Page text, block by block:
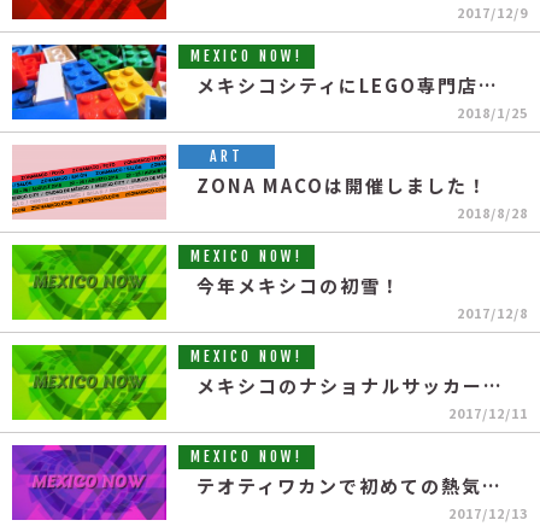
2017/12/9
MEXICO NOW!
メキシコシティにLEGO専門店が初出店！！
2018/1/25
ART
ZONA MACOは開催しました！
2018/8/28
MEXICO NOW!
今年メキシコの初雪！
2017/12/8
MEXICO NOW!
メキシコのナショナルサッカーリーグのチャンピオン決定！
2017/12/11
MEXICO NOW!
テオティワカンで初めての熱気球フェスティバル開催！
2017/12/13